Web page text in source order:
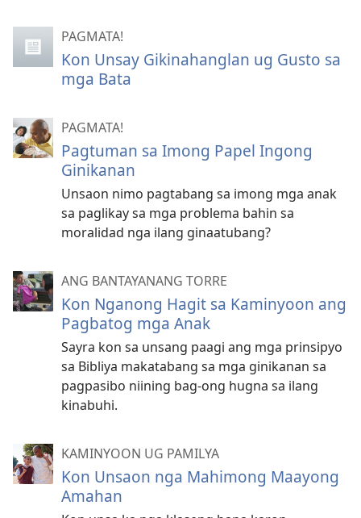
PAGMATA!
Kon Unsay Gikinahanglan ug Gusto sa
mga Bata
PAGMATA!
Pagtuman sa Imong Papel Ingong
Ginikanan
Unsaon nimo pagtabang sa imong mga anak
sa paglikay sa mga problema bahin sa
moralidad nga ilang ginaatubang?
ANG BANTAYANANG TORRE
Kon Nganong Hagit sa Kaminyoon ang
Pagbatog mga Anak
Sayra kon sa unsang paagi ang mga prinsipyo
sa Bibliya makatabang sa mga ginikanan sa
pagpasibo niining bag-ong hugna sa ilang
kinabuhi.
KAMINYOON UG PAMILYA
Kon Unsaon nga Mahimong Maayong
Amahan